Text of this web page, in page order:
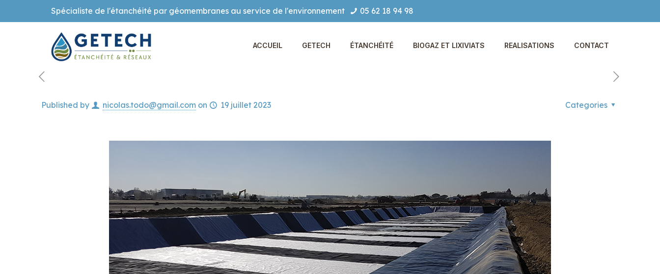
Spécialiste de l'étanchéité par géomembranes au service de l'environnement 05 62 18 94 98
ACCUEIL GETECH ÉTANCHÉITÉ BIOGAZ ET LIXIVIATS REALISATIONS CONTACT
Published by nicolas.todo@gmail.com on 19 juillet 2023 Categories